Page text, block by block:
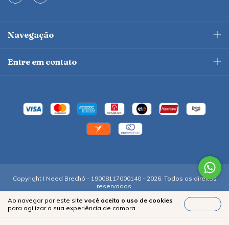
Ao navegar por este site você aceita o uso de cookies
para agilizar a sua experiência de compra.
Navegação
Entre em contato
Copyright I Need Brechó - 19008117000140 - 2026. Todos os direitos
reservados.